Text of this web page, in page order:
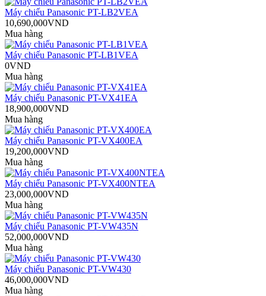
Máy chiếu Panasonic PT-LB2VEA
10,690,000VND
Mua hàng
Máy chiếu Panasonic PT-LB1VEA
0VND
Mua hàng
Máy chiếu Panasonic PT-VX41EA
18,900,000VND
Mua hàng
Máy chiếu Panasonic PT-VX400EA
19,200,000VND
Mua hàng
Máy chiếu Panasonic PT-VX400NTEA
23,000,000VND
Mua hàng
Máy chiếu Panasonic PT-VW435N
52,000,000VND
Mua hàng
Máy chiếu Panasonic PT-VW430
46,000,000VND
Mua hàng